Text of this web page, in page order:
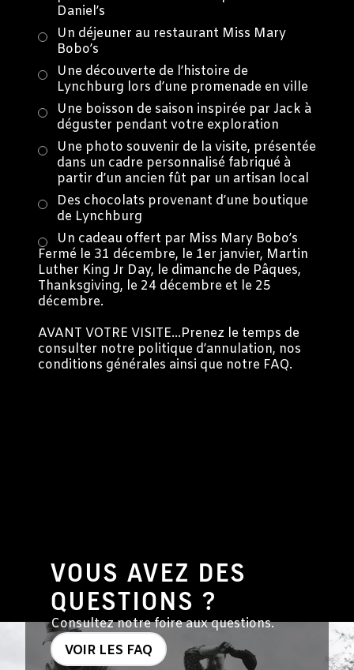
Daniel’s
Un déjeuner au restaurant Miss Mary
Bobo’s
Une découverte de l’histoire de
Lynchburg lors d’une promenade en ville
Une boisson de saison inspirée par Jack à
déguster pendant votre exploration
Une photo souvenir de la visite, présentée
dans un cadre personnalisé fabriqué à
partir d’un ancien fût par un artisan local
Des chocolats provenant d’une boutique
de Lynchburg
Un cadeau offert par Miss Mary Bobo’s
Fermé le 31 décembre, le 1er janvier, Martin
Luther King Jr Day, le dimanche de Pâques,
Thanksgiving, le 24 décembre et le 25
décembre.
AVANT VOTRE VISITE…Prenez le temps de
consulter notre politique d’annulation, nos
conditions générales ainsi que notre FAQ.
VOUS AVEZ DES
QUESTIONS ?
Consultez notre foire aux questions.
VOIR LES FAQ